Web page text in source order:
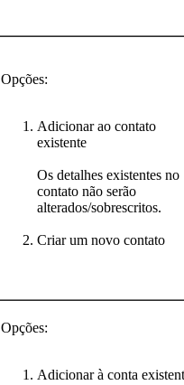
Opções:
Adicionar ao contato
existente
Os detalhes existentes no
contato não serão
alterados/sobrescritos.
Criar um novo contato
Opções:
Adicionar à conta